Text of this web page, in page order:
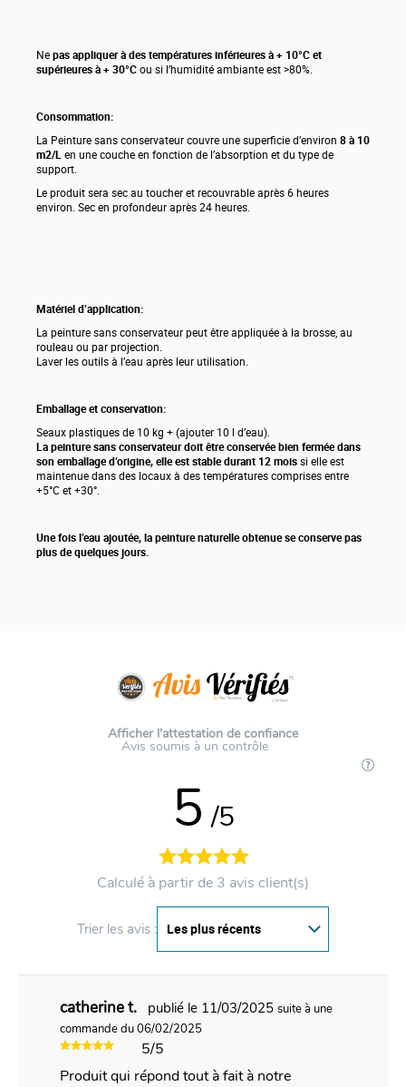
Nepas appliquer à des températures inférieures à + 10°C et
supérieures à + 30°Cou si l’humidité ambiante est >80%.
Consommation:
La Peinture sans conservateur couvre une superficie d’environ 8 à 10
m2/L en une couche en fonction de l’absorption et du type de
support.
Le produit sera sec au toucher et recouvrable après 6 heures
environ. Sec en profondeur après 24 heures.
Matériel d’application:
La peinture sans conservateur peut être appliquée à la brosse, au
rouleau ou par projection.
Laver les outils à l’eau après leur utilisation.
Emballage et conservation:
Seaux plastiques de 10 kg + (ajouter 10 l d’eau).
La peinture sans conservateur doit être conservée bien fermée dans
son emballage d’origine, elle est stable durant 12 moissi elle est
maintenue dans des locaux à des températures comprises entre
+5°C et +30°.
Une fois l’eau ajoutée, la peinture naturelle obtenue se conserve pas
plus de quelques jours.
Afficher l'attestation de confiance
Avis soumis à un contrôle
5 /5
Calculé à partir de 3 avis client(s)
Trier les avis :
catherine t. publié le 11/03/2025 suite à une
commande du 06/02/2025
5/5
Produit qui répond tout à fait à notre